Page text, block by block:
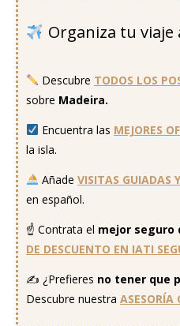
Organiza tu viaje
Descubre TODOS LOS
sobre Madeira.
Encuentra las MEJORES
la isla.
Añade VISITAS GUIADAS
en español.
☝ Contrata el mejor seguro
DE DESCUENTO EN IATI
✍ ¿Prefieres no tener que
Descubre nuestra ASESORÍA